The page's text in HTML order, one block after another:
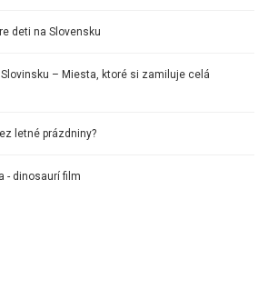
deti na Slovensku
– Miesta, ktoré si zamiluje celá
letné prázdniny?
- dinosaurí film